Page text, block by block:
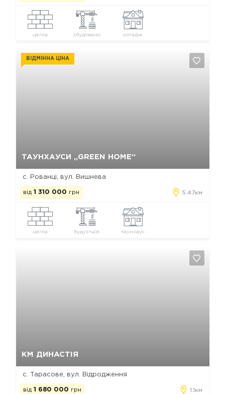
цегла збудовано котедж
ТАУНХАУСИ „GREEN HOME“
ВІДМІННА ЦІНА
с. Рованці, вул. Вишнева
від 1 310 000 грн 5.47км
цегла будується таунхаус
КМ ДИНАСТІЯ
с. Тарасове, вул. Відродження
від 1 680 000 грн 1.1км